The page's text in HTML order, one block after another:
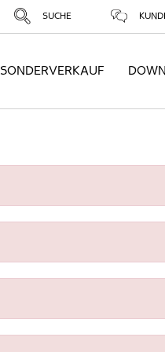
SUCHE
SONDERVERKAUF